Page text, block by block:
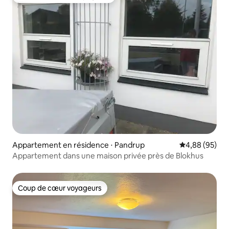
Appartement en résidence ⋅ Pandrup Évaluation
4,88 (95)
Appartement dans une maison privée près de Blokhus
Coup de cœur voyageurs
Coup de cœur voyageurs